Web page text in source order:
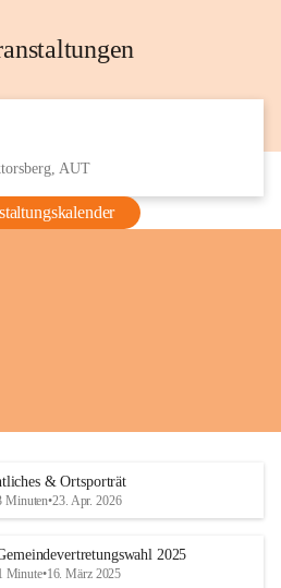
AUT
& Ortsporträt
Minuten•23. Apr. 2026
2025
Minute•16. März 2025